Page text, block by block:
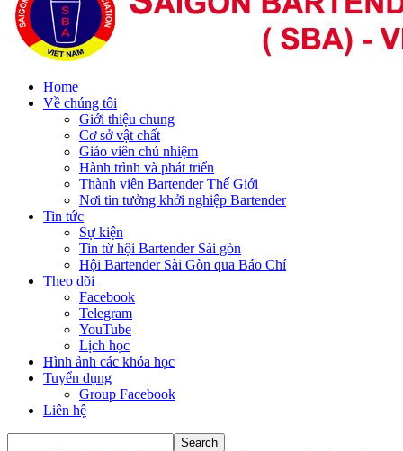
Home
Về chúng tôi
Giới thiệu chung
Cơ sở vật chất
Giáo viên chủ nhiệm
Hành trình và phát triển
Thành viên Bartender Thế Giới
Nơi tin tưởng khởi nghiệp Bartender
Tin tức
Sự kiện
Tin từ hội Bartender Sài gòn
Hội Bartender Sài Gòn qua Báo Chí
Theo dõi
Facebook
Telegram
YouTube
Lịch học
Hình ảnh các khóa học
Tuyển dụng
Group Facebook
Liên hệ